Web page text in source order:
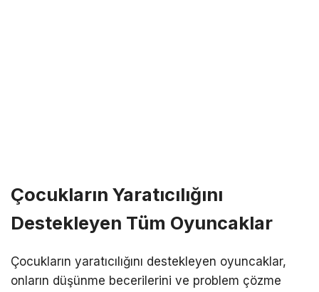
Çocukların Yaratıcılığını
Destekleyen Tüm Oyuncaklar
Çocukların yaratıcılığını destekleyen oyuncaklar,
onların düşünme becerilerini ve problem çözme